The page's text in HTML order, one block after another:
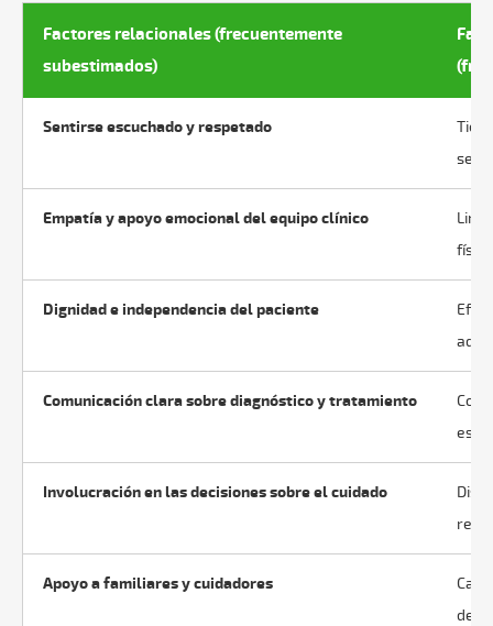
Factores relacionales (frecuentemente
subestimados)
Sentirse escuchado y respetado
Empatía y apoyo emocional del equipo clínico
físico
Dignidad e independencia del paciente
Comunicación clara sobre diagnóstico y tratamiento
Involucración en las decisiones sobre el cuidado
Apoyo a familiares y cuidadores